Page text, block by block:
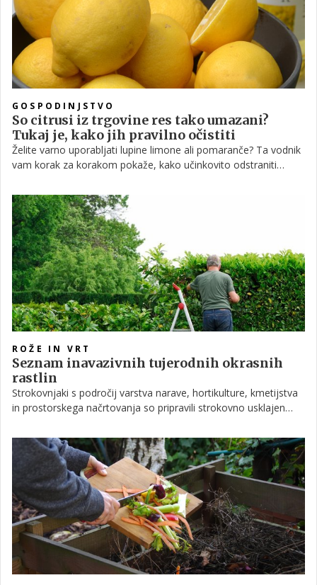
GOSPODINJSTVO
So citrusi iz trgovine res tako umazani?
Tukaj je, kako jih pravilno očistiti
Želite varno uporabljati lupine limone ali pomaranče? Ta vodnik
vam korak za korakom pokaže, kako učinkovito odstraniti
umivanje in namakanje s sodo bikarbono, bo vaša kuhinja
postala bolj zdrava in varna.
ROŽE IN VRT
Seznam inavazivnih tujerodnih okrasnih
rastlin
Strokovnjaki s področij varstva narave, hortikulture, kmetijstva
in prostorskega načrtovanja so pripravili strokovno usklajen
seznamu 12 vrst, ki naj bi se jim izogibali pri zasaditvah, so
denimo tudi lovorikovec, bambusi in ameriški javor, so razložili.